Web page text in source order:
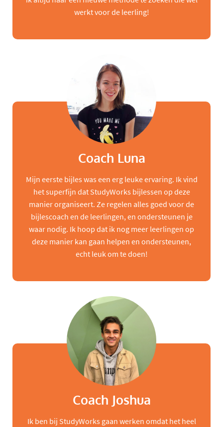
werkt voor de leerling!
Coach Luna
Mijn eerste bijles was een erg leuke ervaring. Ik vind
het superfijn dat StudyWorks bijlessen op deze
manier organiseert. Ze regelen alles goed voor de
bijlescoach en de leerlingen, en ondersteunen je
waar nodig. Ik hoop dat ik nog meer leerlingen op
deze manier kan gaan helpen en ondersteunen,
echt leuk om te doen!
Coach Joshua
Ik ben bij StudyWorks gaan werken omdat het heel